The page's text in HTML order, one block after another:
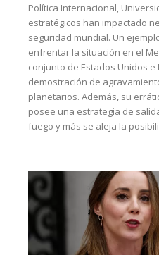
Política Internacional,
estratégicos han impactado
seguridad mundial. Un
enfrentar la situación en el
conjunto de Estados Unidos
demostración de
planetarios. Además, su
posee una estrategia de
fuego y más se aleja la